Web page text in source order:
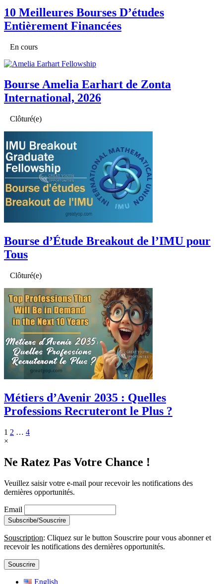
10 Meilleures Bourses D’études
Entièrement Financées
En cours
Bourse Amelia Earhart de Zonta
International, 2026
Clôturé(e)
Bourse d’Étude Breakout de l’IMU pour
Tous
Clôturé(e)
Métiers d’Avenir 2035 : Quelles
Professions Recruteront le Plus ?
1 2 … 4
×
Ne Ratez Pas Votre Chance !
Veuillez saisir votre e-mail pour recevoir les notifications des
dernières opportunités.
Email
Souscription: Cliquez sur le button Souscrire pour vous abonner et
recevoir les notifications des dernières opportunités.
Souscrire
English